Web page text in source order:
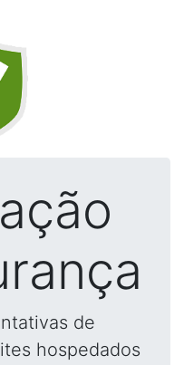
de
hospedados